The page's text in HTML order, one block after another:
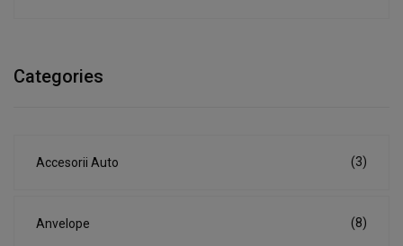
Categories
Accesorii Auto (3)
Anvelope (8)